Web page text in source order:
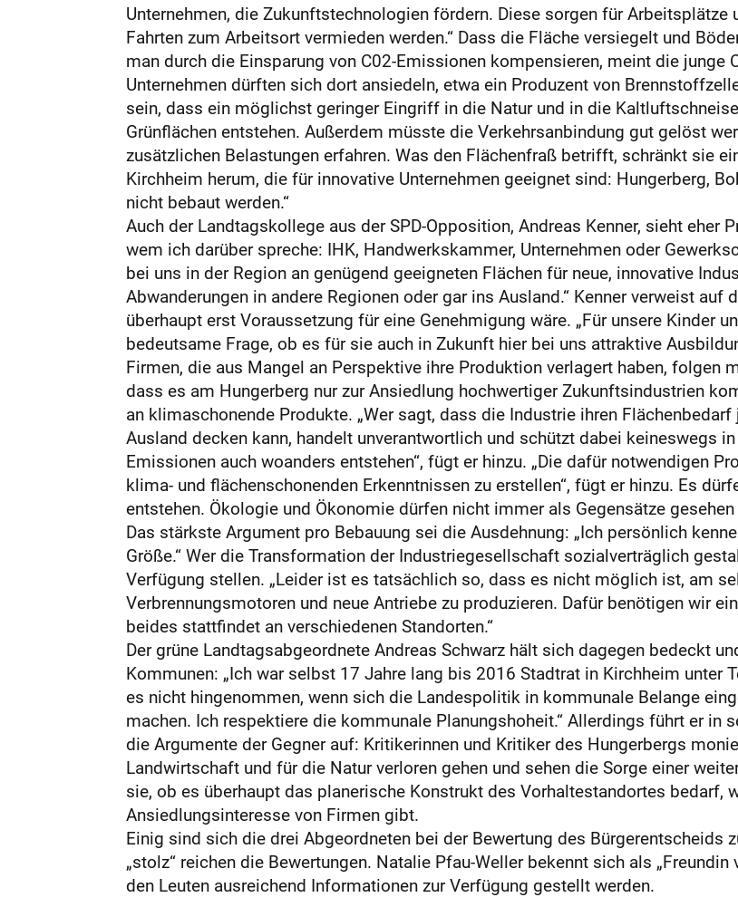
Unternehmen, die Zukunftstechnologien fördern. Diese sorgen für Arbeitsplätze
Fahrten zum Arbeitsort vermieden werden.“ Dass die Fläche versiegelt und
man durch die Einsparung von C02-Emissionen kompensieren, meint die junge
Unternehmen dürften sich dort ansiedeln, etwa ein Produzent von
sein, dass ein möglichst geringer Eingriff in die Natur und in die
Grünflächen entstehen. Außerdem müsste die Verkehrsanbindung gut gelöst
zusätzlichen Belastungen erfahren. Was den Flächenfraß betrifft, schränkt sie
Kirchheim herum, die für innovative Unternehmen geeignet sind: Hungerberg,
nicht bebaut werden.“
Auch der Landtagskollege aus der SPD-Opposition, Andreas Kenner, sieht eher
wem ich darüber spreche: IHK, Handwerkskammer, Unternehmen oder
bei uns in der Region an genügend geeigneten Flächen für neue, innovative
Abwanderungen in andere Regionen oder gar ins Ausland.“ Kenner verweist
überhaupt erst Voraussetzung für eine Genehmigung wäre. „Für unsere Kinder
bedeutsame Frage, ob es für sie auch in Zukunft hier bei uns attraktive
Firmen, die aus Mangel an Perspektive ihre Produktion verlagert haben, folgen
dass es am Hungerberg nur zur Ansiedlung hochwertiger Zukunftsindustrien
an klimaschonende Produkte. „Wer sagt, dass die Industrie ihren
Ausland decken kann, handelt unverantwortlich und schützt dabei keineswegs
Emissionen auch woanders entstehen“, fügt er hinzu. „Die dafür notwendigen
klima- und flächenschonenden Erkenntnissen zu erstellen“, fügt er hinzu. Es
entstehen. Ökologie und Ökonomie dürfen nicht immer als Gegensätze gesehen
Das stärkste Argument pro Bebauung sei die Ausdehnung: „Ich persönlich
Größe.“ Wer die Transformation der Industriegesellschaft sozialverträglich
Verfügung stellen. „Leider ist es tatsächlich so, dass es nicht möglich ist, am
Verbrennungsmotoren und neue Antriebe zu produzieren. Dafür benötigen wir
beides stattfindet an verschiedenen Standorten.“
Der grüne Landtagsabgeordnete Andreas Schwarz hält sich dagegen bedeckt
Kommunen: „Ich war selbst 17 Jahre lang bis 2016 Stadtrat in Kirchheim unter
es nicht hingenommen, wenn sich die Landespolitik in kommunale Belange
machen. Ich respektiere die kommunale Planungshoheit.“ Allerdings führt er in
die Argumente der Gegner auf: Kritikerinnen und Kritiker des Hungerbergs
Landwirtschaft und für die Natur verloren gehen und sehen die Sorge einer
sie, ob es überhaupt das planerische Konstrukt des Vorhaltestandortes bedarf,
Ansiedlungsinteresse von Firmen gibt.
Einig sind sich die drei Abgeordneten bei der Bewertung des Bürgerentscheids
„stolz“ reichen die Bewertungen. Natalie Pfau-Weller bekennt sich als
den Leuten ausreichend Informationen zur Verfügung gestellt werden.